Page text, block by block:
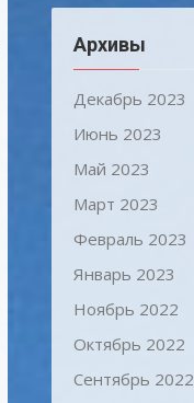
Архивы
Декабрь 2023
Июнь 2023
Май 2023
Март 2023
Февраль 2023
Январь 2023
Ноябрь 2022
Октябрь 2022
Сентябрь 2022